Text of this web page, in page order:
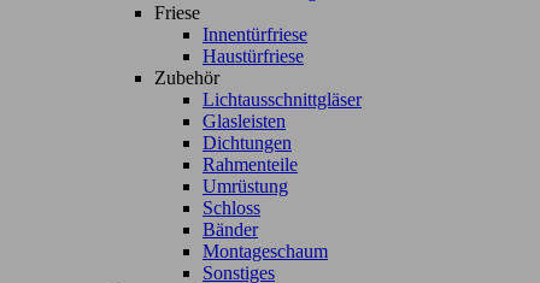
Friese
Innentürfriese
Haustürfriese
Zubehör
Lichtausschnittgläser
Glasleisten
Dichtungen
Rahmenteile
Umrüstung
Schloss
Bänder
Montageschaum
Sonstiges